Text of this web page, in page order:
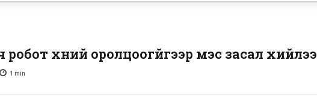
хүний оролцоогүйгээр мэс засал хийлээ
1 min